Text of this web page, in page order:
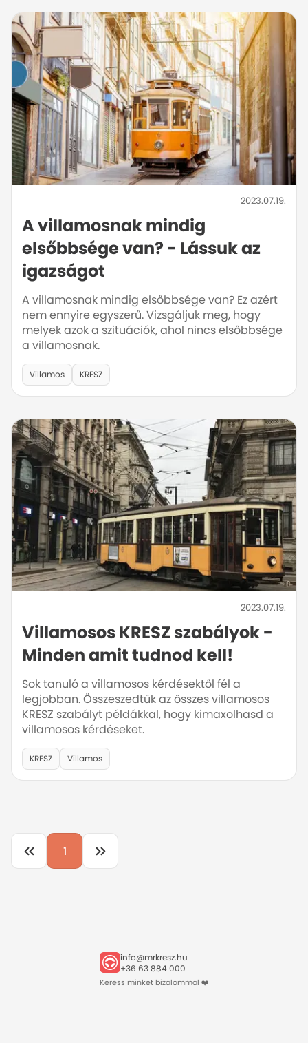
2023.07.19.
A villamosnak mindig
elsőbbsége van? - Lássuk az
igazságot
A villamosnak mindig elsőbbsége van? Ez azért
nem ennyire egyszerű. Vizsgáljuk meg, hogy
melyek azok a szituációk, ahol nincs elsőbbsége
a villamosnak.
Villamos KRESZ
2023.07.19.
Villamosos KRESZ szabályok -
Minden amit tudnod kell!
Sok tanuló a villamosos kérdésektől fél a
legjobban. Összeszedtük az összes villamosos
KRESZ szabályt példákkal, hogy kimaxolhasd a
villamosos kérdéseket.
KRESZ Villamos
1
info@mrkresz.hu
+36 63 884 000
Keress minket bizalommal ❤️